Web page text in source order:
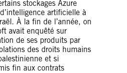
stockages Azure
artificielle à
À la fin de l’année, on
avait enquêté sur
de ses produits par
des droits humains
et si
fin aux contrats